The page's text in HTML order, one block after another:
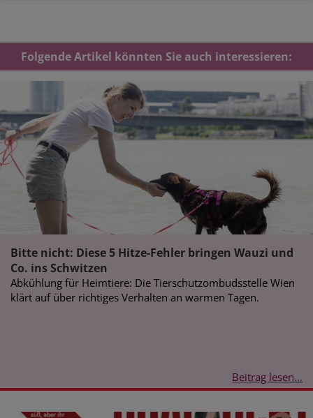
Folgende Artikel könnten Sie auch interessieren:
Bitte nicht: Diese 5 Hitze-Fehler bringen Wauzi und
Co. ins Schwitzen
Abkühlung für Heimtiere: Die Tierschutzombudsstelle Wien
klärt auf über richtiges Verhalten an warmen Tagen.
Beitrag lesen...